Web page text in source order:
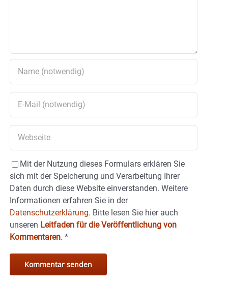
Mit der Nutzung dieses Formulars erklären Sie
sich mit der Speicherung und Verarbeitung Ihrer
Daten durch diese Website einverstanden. Weitere
Informationen erfahren Sie in der
Datenschutzerklärung. Bitte lesen Sie hier auch
unseren Leitfaden für die Veröffentlichung von
Kommentaren. *